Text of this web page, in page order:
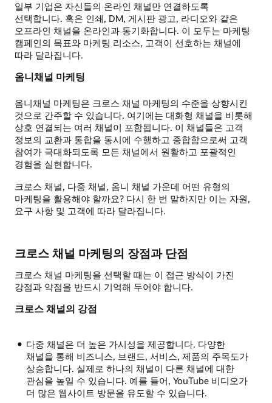
일부 기업은 자신들의 온라인 채널만 연결하도록
선택합니다. 혹은 인쇄, DM, 게시판 광고, 라디오와 같은
오프라인 채널을 온라인과 동기화합니다. 이 모두는 마케팅
캠페인의 목표와 마케팅 리소스, 고객이 선호하는 채널에
따라 달라집니다.
옴니채널 마케팅
옴니채널 마케팅은 크로스 채널 마케팅의 수준을 상향시킨
것으로 간주할 수 있습니다. 여기에는 대화형 채널을 비롯해
상호 연결되는 여러 채널이 포함됩니다. 이 채널들은 고객
정보의 교환과 통합을 동시에 수행하고 종합함으로써 고객
참여가 극대화되도록 모든 채널에서 원활하고 포괄적인
경험을 실현합니다.
크로스 채널, 다중 채널, 옴니 채널 가운데 어떤 유형의
마케팅을 활용해야 할까요? 다시 한 번 말하지만 이는 자원,
요구 사항 및 고객에 따라 달라집니다.
크로스 채널 마케팅의 장점과 단점
크로스 채널 마케팅을 선택할 때는 이 접근 방식이 가진
강점과 약점을 반드시 기억해 두어야 합니다.
크로스 채널의 강점
다중 채널은 더 높은 가시성을 제공합니다. 다양한
채널을 통해 비즈니스, 브랜드, 서비스, 제품의 주목도가
상승합니다. 실제로 하나의 채널이 다른 채널에 대한
관심을 높일 수 있습니다. 예를 들어, YouTube 비디오가
더 많은 웹사이트 방문을 유도할 수 있습니다.